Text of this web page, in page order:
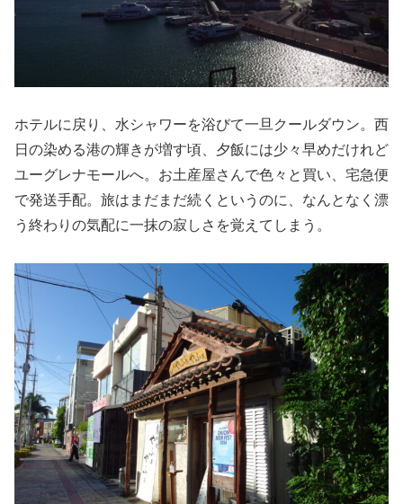
ホテルに戻り、水シャワーを浴びて一旦クールダウン。西
日の染める港の輝きが増す頃、夕飯には少々早めだけれど
ユーグレナモールへ。お土産屋さんで色々と買い、宅急便
で発送手配。旅はまだまだ続くというのに、なんとなく漂
う終わりの気配に一抹の寂しさを覚えてしまう。